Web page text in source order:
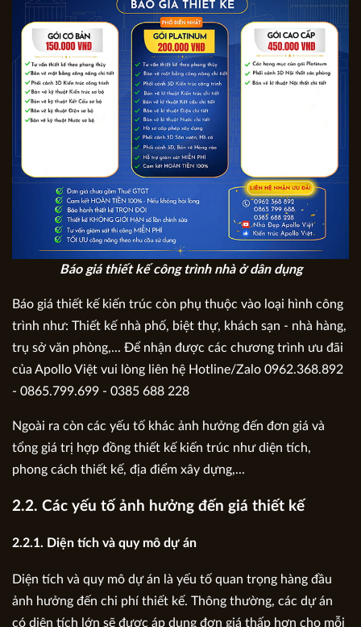
Báo giá thiết kế công trình nhà ở dân dụng
Báo giá thiết kế kiến trúc còn phụ thuộc vào loại hình công
trình như: Thiết kế nhà phố, biệt thự, khách sạn - nhà hàng,
trụ sở văn phòng,... Để nhận được các chương trình ưu đãi
của Apollo Việt vui lòng liên hệ Hotline/Zalo 0962.368.892
- 0865.799.699 - 0385 688 228
Ngoài ra còn các yếu tố khác ảnh hưởng đến đơn giá và
tổng giá trị hợp đồng thiết kế kiến trúc như diện tích,
phong cách thiết kế, địa điểm xây dựng,...
2.2. Các yếu tố ảnh hưởng đến giá thiết kế
2.2.1. Diện tích và quy mô dự án
Diện tích và quy mô dự án là yếu tố quan trọng hàng đầu
ảnh hưởng đến chi phí thiết kế. Thông thường, các dự án
có diện tích lớn sẽ được áp dụng đơn giá thấp hơn cho mỗi